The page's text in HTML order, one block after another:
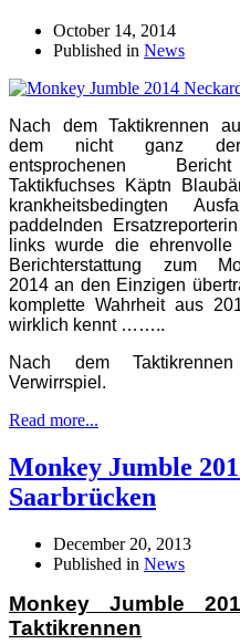
October 14, 2014
Published in News
Nach dem Taktikrennen
dem nicht ganz der
entsprochenen
Taktikfuchses Käptn
krankheitsbedingten
paddelnden
links wurde die ehrenvolle
Berichterstattung zum
2014 an den Einzigen
komplette Wahrheit aus
wirklich kennt ……..
Nach dem
Verwirrspiel.
Read more...
Monkey Jumble
Saarbrücken
December 20, 2013
Published in News
Monkey Jumble
Taktikrennen